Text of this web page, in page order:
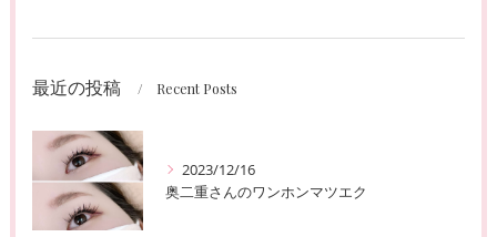
最近の投稿 Recent Posts
2023/12/16
奥二重さんのワンホンマツエク